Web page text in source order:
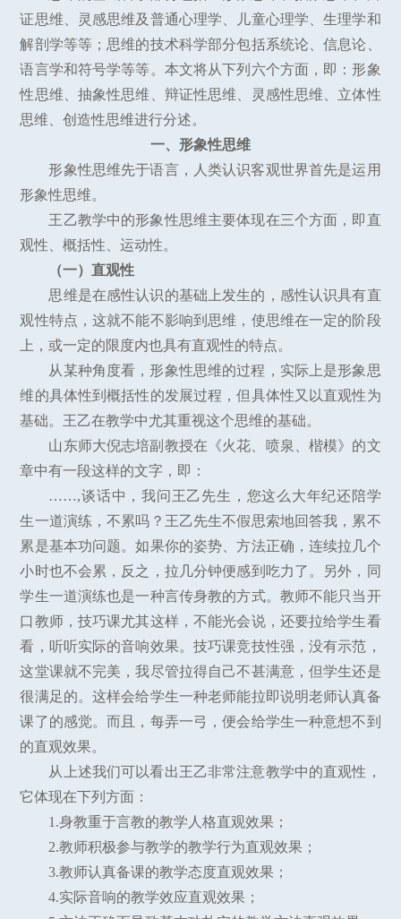
证思维、灵感思维及普通心理学、儿童心理学、生理学和
解剖学等等；思维的技术科学部分包括系统论、信息论、
语言学和符号学等等。本文将从下列六个方面，即：形象
性思维、抽象性思维、辩证性思维、灵感性思维、立体性
思维、创造性思维进行分述。
一、形象性思维
形象性思维先于语言，人类认识客观世界首先是运用
形象性思维。
王乙教学中的形象性思维主要体现在三个方面，即直
观性、概括性、运动性。
（一）直观性
思维是在感性认识的基础上发生的，感性认识具有直
观性特点，这就不能不影响到思维，使思维在一定的阶段
上，或一定的限度内也具有直观性的特点。
从某种角度看，形象性思维的过程，实际上是形象思
维的具体性到概括性的发展过程，但具体性又以直观性为
基础。王乙在教学中尤其重视这个思维的基础。
山东师大倪志培副教授在《火花、喷泉、楷模》的文
章中有一段这样的文字，即：
……,谈话中，我问王乙先生，您这么大年纪还陪学
生一道演练，不累吗？王乙先生不假思索地回答我，累不
累是基本功问题。如果你的姿势、方法正确，连续拉几个
小时也不会累，反之，拉几分钟便感到吃力了。另外，同
学生一道演练也是一种言传身教的方式。教师不能只当开
口教师，技巧课尤其这样，不能光会说，还要拉给学生看
看，听听实际的音响效果。技巧课竞技性强，没有示范，
这堂课就不完美，我尽管拉得自己不甚满意，但学生还是
很满足的。这样会给学生一种老师能拉即说明老师认真备
课了的感觉。而且，每弄一弓，便会给学生一种意想不到
的直观效果。
从上述我们可以看出王乙非常注意教学中的直观性，
它体现在下列方面：
1.身教重于言教的教学人格直观效果；
2.教师积极参与教学的教学行为直观效果；
3.教师认真备课的教学态度直观效果；
4.实际音响的教学效应直观效果；